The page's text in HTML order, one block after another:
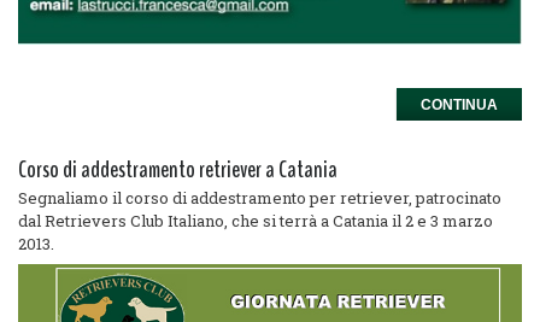
CONTINUA
Corso di addestramento retriever a Catania
Segnaliamo il corso di addestramento per retriever, patrocinato
dal Retrievers Club Italiano, che si terrà a Catania il 2 e 3 marzo
2013.